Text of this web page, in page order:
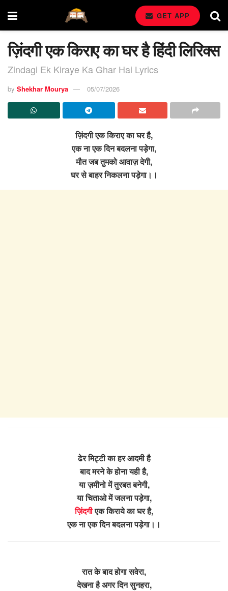
GET APP
ज़िंदगी एक किराए का घर है हिंदी लिरिक्स
Zindagi Ek Kiraye Ka Ghar Hai Lyrics
by Shekhar Mourya 05/07/2026
ज़िंदगी एक किराए का घर है,
एक ना एक दिन बदलना पड़ेगा,
मौत जब तुमको आवाज़ देगी,
घर से बाहर निकलना पड़ेगा।।
ढेर मिट्टी का हर आदमी है
बाद मरने के होना यही है,
या ज़मीनो में तुरबत बनेगी,
या चिताओ में जलना पड़ेगा,
ज़िंदगीएक किराये का घर है,
एक ना एक दिन बदलना पड़ेगा।।
रात के बाद होगा सवेरा,
देखना है अगर दिन सुनहरा,